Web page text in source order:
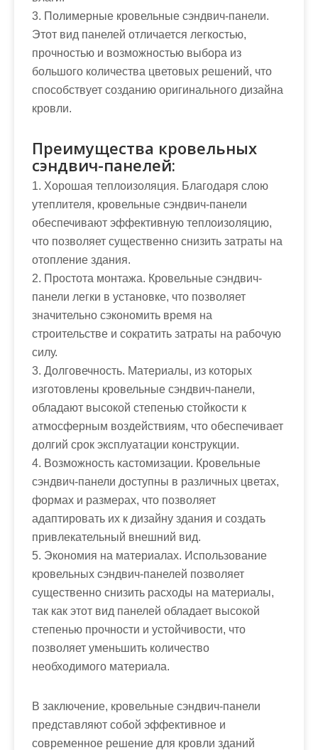
3. Полимерные кровельные сэндвич-панели.
Этот вид панелей отличается легкостью,
прочностью и возможностью выбора из
большого количества цветовых решений, что
способствует созданию оригинального дизайна
кровли.
Преимущества кровельных
сэндвич-панелей:
1. Хорошая теплоизоляция. Благодаря слою
утеплителя, кровельные сэндвич-панели
обеспечивают эффективную теплоизоляцию,
что позволяет существенно снизить затраты на
отопление здания.
2. Простота монтажа. Кровельные сэндвич-
панели легки в установке, что позволяет
значительно сэкономить время на
строительстве и сократить затраты на рабочую
силу.
3. Долговечность. Материалы, из которых
изготовлены кровельные сэндвич-панели,
обладают высокой степенью стойкости к
атмосферным воздействиям, что обеспечивает
долгий срок эксплуатации конструкции.
4. Возможность кастомизации. Кровельные
сэндвич-панели доступны в различных цветах,
формах и размерах, что позволяет
адаптировать их к дизайну здания и создать
привлекательный внешний вид.
5. Экономия на материалах. Использование
кровельных сэндвич-панелей позволяет
существенно снизить расходы на материалы,
так как этот вид панелей обладает высокой
степенью прочности и устойчивости, что
позволяет уменьшить количество
необходимого материала.
В заключение, кровельные сэндвич-панели
представляют собой эффективное и
современное решение для кровли зданий